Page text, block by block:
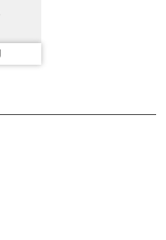
lombare